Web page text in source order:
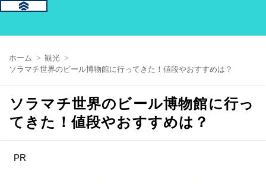
ホーム
観光
ソラマチ世界のビール博物館に行ってきた！値段やおすすめは？
ソラマチ世界のビール博物館に行っ
てきた！値段やおすすめは？
PR